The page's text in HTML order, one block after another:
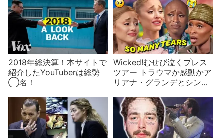
2018年総決算！本サイトで
紹介したYouTuberは総勢
◯名！
Wicked!むせび泣くプレス
ツアー トラウマか感動かア
リアナ・グランデとシンシ